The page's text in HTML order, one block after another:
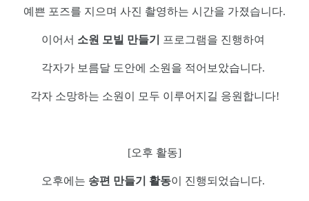
예쁜 포즈를 지으며 사진 촬영하는 시간을 가졌습니다.
이어서 소원 모빌 만들기 프로그램을 진행하여
각자가 보름달 도안에 소원을 적어보았습니다.
각자 소망하는 소원이 모두 이루어지길 응원합니다!
[오후 활동]
오후에는 송편 만들기 활동이 진행되었습니다.